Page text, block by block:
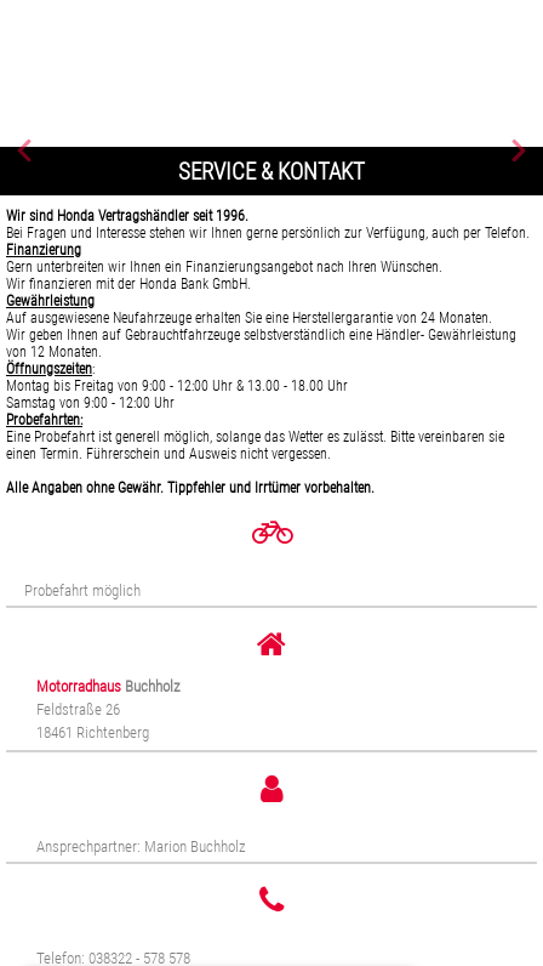
SERVICE & KONTAKT
Wir sind Honda Vertragshändler seit 1996.
Bei Fragen und Interesse stehen wir Ihnen gerne persönlich zur Verfügung, auch per Telefon.
Finanzierung
Gern unterbreiten wir Ihnen ein Finanzierungsangebot nach Ihren Wünschen.
Wir finanzieren mit der Honda Bank GmbH.
Gewährleistung
Auf ausgewiesene Neufahrzeuge erhalten Sie eine Herstellergarantie von 24 Monaten.
Wir geben Ihnen auf Gebrauchtfahrzeuge selbstverständlich eine Händler- Gewährleistung
von 12 Monaten.
Öffnungszeiten:
Montag bis Freitag von 9:00 - 12:00 Uhr & 13.00 - 18.00 Uhr
Samstag von 9:00 - 12:00 Uhr
Probefahrten:
Eine Probefahrt ist generell möglich, solange das Wetter es zulässt. Bitte vereinbaren sie
einen Termin. Führerschein und Ausweis nicht vergessen.
Alle Angaben ohne Gewähr. Tippfehler und Irrtümer vorbehalten.
Probefahrt möglich
Motorradhaus Buchholz
Feldstraße 26
18461 Richtenberg
Ansprechpartner: Marion Buchholz
Telefon: 038322 - 578 578